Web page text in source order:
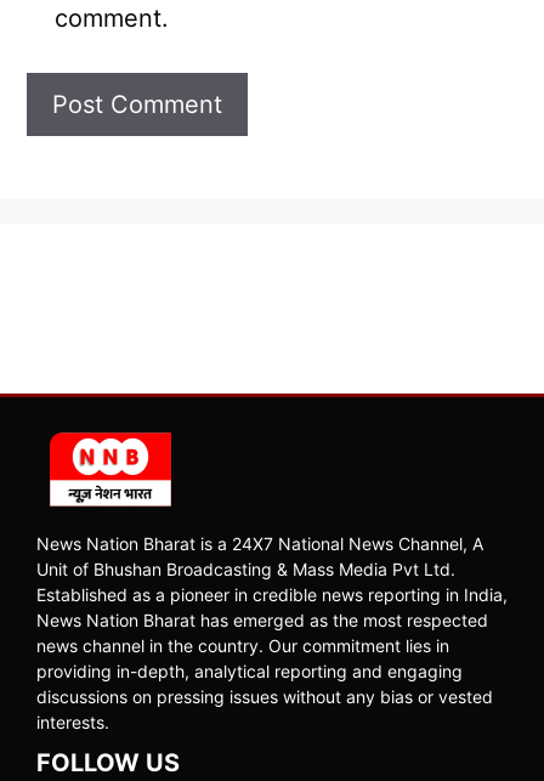
comment.
News Nation Bharat is a 24X7 National News Channel, A
Unit of Bhushan Broadcasting & Mass Media Pvt Ltd.
Established as a pioneer in credible news reporting in India,
News Nation Bharat has emerged as the most respected
news channel in the country. Our commitment lies in
providing in-depth, analytical reporting and engaging
discussions on pressing issues without any bias or vested
interests.
FOLLOW US